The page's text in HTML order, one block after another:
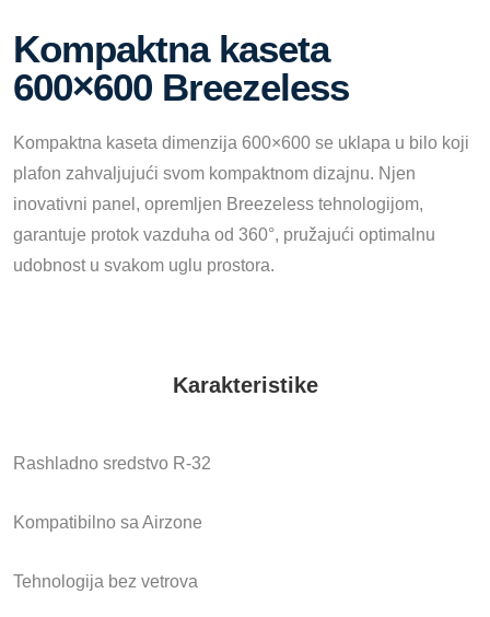
Kompaktna kaseta
600×600 Breezeless
Kompaktna kaseta dimenzija 600×600 se uklapa u bilo koji
plafon zahvaljujući svom kompaktnom dizajnu. Njen
inovativni panel, opremljen Breezeless tehnologijom,
garantuje protok vazduha od 360°, pružajući optimalnu
udobnost u svakom uglu prostora.
Karakteristike
Rashladno sredstvo R-32
Kompatibilno sa Airzone
Tehnologija bez vetrova